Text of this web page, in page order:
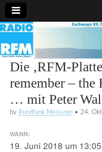
Radio
RFM
Die ‚RFM-
remember – the
… mit Peter
by Rundfunk Meissner • 24.
WANN:
19. Juni 2018 um